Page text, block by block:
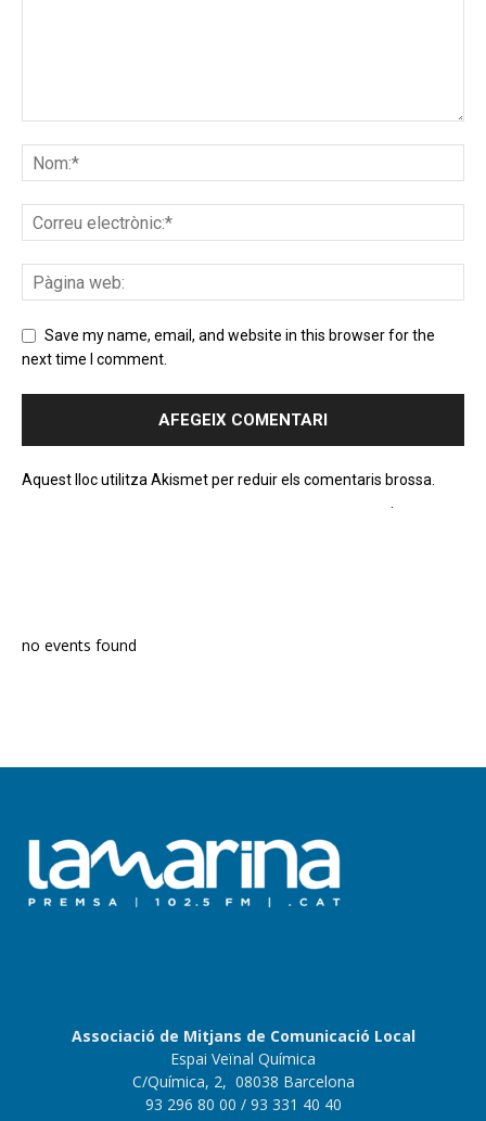
Save my name, email, and website in this browser for the
next time I comment.
Aquest lloc utilitza Akismet per reduir els comentaris brossa.
no events found
Associació de Mitjans de Comunicació Local
Espai Veïnal Química
C/Química, 2, 08038 Barcelona
93 296 80 00 / 93 331 40 40